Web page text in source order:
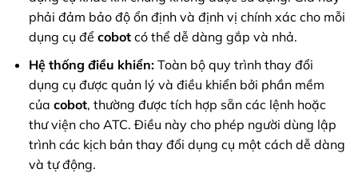
phải đảm bảo độ ổn định và định vị chính xác cho mỗi
dụng cụ để cobotcó thể dễ dàng gắp và nhả.
Hệ thống điều khiển:Toàn bộ quy trình thay đổi
dụng cụ được quản lý và điều khiển bởi phần mềm
của cobot, thường được tích hợp sẵn các lệnh hoặc
thư viện cho ATC. Điều này cho phép người dùng lập
trình các kịch bản thay đổi dụng cụ một cách dễ dàng
và tự động.